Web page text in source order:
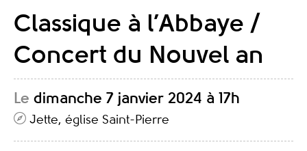
Classique à l’Abbaye /
Concert du Nouvel an
Le dimanche 7 janvier 2024 à 17h
Jette, église Saint-Pierre